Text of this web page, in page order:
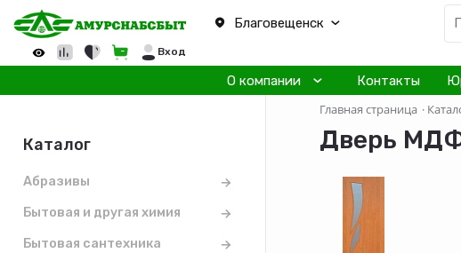
Благовещенск
Вход
О компании Контакты
Каталог
Абразивы
Бытовая и другая химия
Бытовая сантехника
Главная страница ·
Дверь